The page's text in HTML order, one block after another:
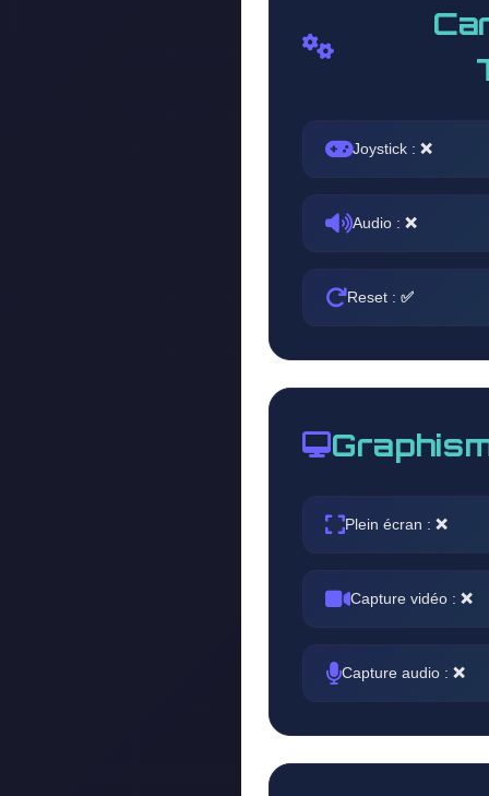
Joystick : ❌
Audio : ❌
Reset : ✅
Plein écran : ❌
Capture vidéo : ❌
Capture audio : ❌